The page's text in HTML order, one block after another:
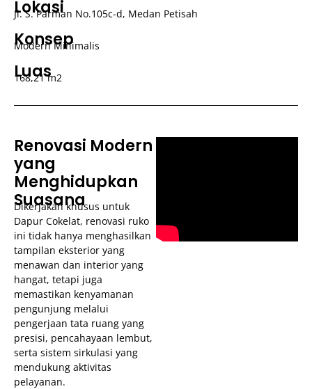
Lokasi
Jl. S. Parman No.105c-d, Medan Petisah
Konsep
Modern Minimalis
Luas
168,21 m2
Renovasi Modern
yang
Menghidupkan
Suasana
Dikerjakan khusus untuk
Dapur Cokelat, renovasi ruko
ini tidak hanya menghasilkan
tampilan eksterior yang
menawan dan interior yang
hangat, tetapi juga
memastikan kenyamanan
pengunjung melalui
pengerjaan tata ruang yang
presisi, pencahayaan lembut,
serta sistem sirkulasi yang
mendukung aktivitas
pelayanan.